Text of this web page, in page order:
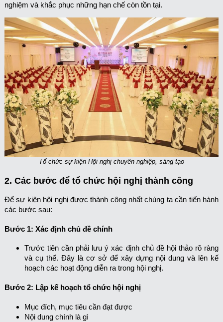
nghiệm và khắc phục những hạn chế còn tồn tại.
Tổ chức sự kiện Hội nghị chuyên nghiệp, sáng tạo
2. Các bước để tổ chức hội nghị thành công
Để sự kiện hội nghị được thành công nhất chúng ta cần tiến hành
các bước sau:
Bước 1: Xác định chủ đề chính
Trước tiên cần phải lưu ý xác định chủ đề hội thảo rõ ràng
và cụ thể. Đây là cơ sở để xây dựng nội dung và lên kế
hoạch các hoạt động diễn ra trong hội nghị.
Bước 2: Lập kế hoạch tổ chức hội nghị
Mục đích, mục tiêu cần đạt được
Nội dung chính là gì